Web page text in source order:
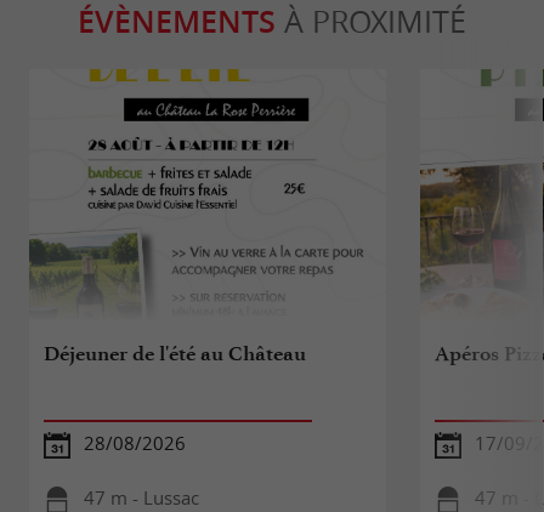
ÉVÈNEMENTS À PROXIMITÉ
Déjeuner de l'été au Château
28/08/2026
47 m - Lussac
Apéros
17/09/
47 m -